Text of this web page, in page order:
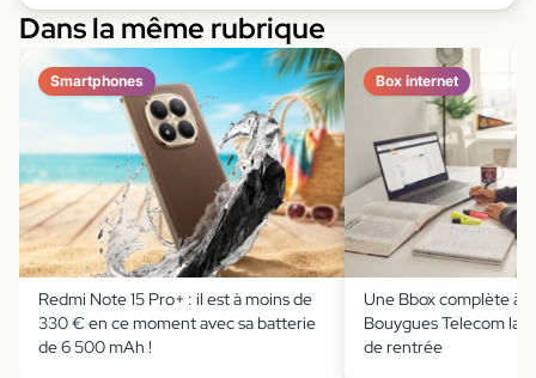
Dans la même rubrique
Smartphones
Redmi Note 15 Pro+ : il est à moins de
330 € en ce moment avec sa batterie
de 6 500 mAh !
Box internet
Une Bbox complète à
Bouygues Telecom
de rentrée